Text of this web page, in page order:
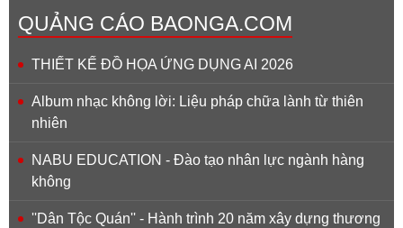
QUẢNG CÁO BAONGA.COM
THIẾT KẾ ĐỒ HỌA ỨNG DỤNG AI 2026
Album nhạc không lời: Liệu pháp chữa lành từ thiên
nhiên
NABU EDUCATION - Đào tạo nhân lực ngành hàng
không
''Dân Tộc Quán'' - Hành trình 20 năm xây dựng thương